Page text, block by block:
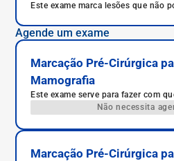
Este exame marca lesões que não
podem ser percebidas.
Agende um exame
Marcação Pré-Cirúrgica
Mamografia
Este exame serve para fazer com
facilmente encontrado, já que
meio de exame.
Não necessita
Marcação Pré-Cirúrgica